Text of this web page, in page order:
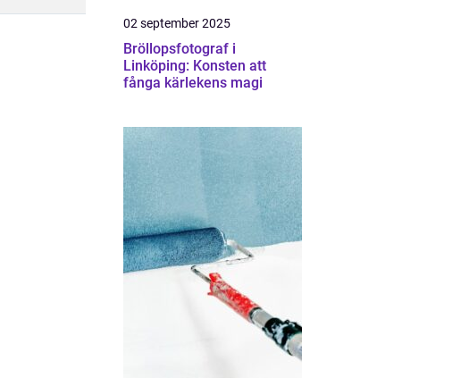
02 september 2025
Bröllopsfotograf i
Linköping: Konsten att
fånga kärlekens magi